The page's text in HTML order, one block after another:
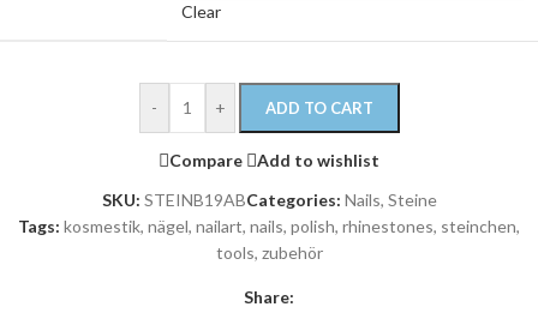
Clear
- + ADD TO CART
Compare
Add to wishlist
SKU: STEINB19ABCategories: Nails, Steine
Tags: kosmestik, nägel, nailart, nails, polish, rhinestones, steinchen,
tools, zubehör
Share: